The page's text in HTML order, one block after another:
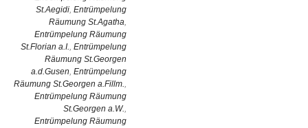
St.Aegidi, Entrümpelung
Räumung St.Agatha,
Entrümpelung Räumung
St.Florian a.I., Entrümpelung
Räumung St.Georgen
a.d.Gusen, Entrümpelung
Räumung St.Georgen a.Fillm.,
Entrümpelung Räumung
St.Georgen a.W.,
Entrümpelung Räumung